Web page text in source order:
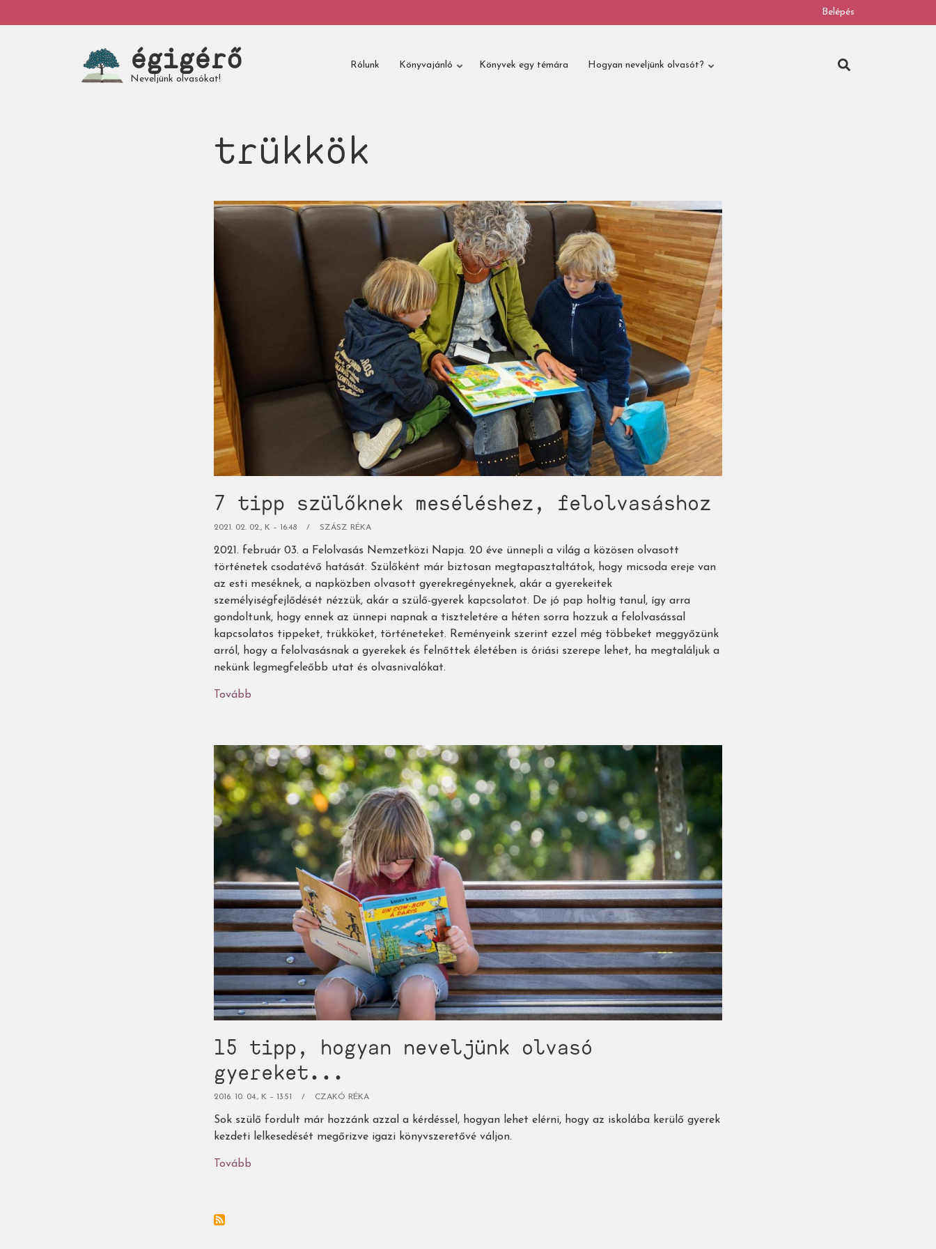
a
My
account
Belépés
égigérő
Neveljünk olvasókat!
Rólunk Könyvajánló Könyvek egy témára Hogyan neveljünk olvasót?
trükkök
7 tipp szülőknek meséléshez, felolvasáshoz
2021. 02. 02., K – 16:48 SZÁSZ RÉKA
2021. február 03. a Felolvasás Nemzetközi Napja. 20 éve ünnepli a világ a közösen olvasott
történetek csodatévő hatását. Szülőként már biztosan megtapasztaltátok, hogy micsoda ereje van
az esti meséknek, a napközben olvasott gyerekregényeknek, akár a gyerekeitek
személyiségfejlődését nézzük, akár a szülő-gyerek kapcsolatot. De jó pap holtig tanul, így arra
gondoltunk, hogy ennek az ünnepi napnak a tiszteletére a héten sorra hozzuk a felolvasással
kapcsolatos tippeket, trükköket, történeteket. Reményeink szerint ezzel még többeket meggyőzünk
arról, hogy a felolvasásnak a gyerekek és felnőttek életében is óriási szerepe lehet, ha megtaláljuk a
nekünk legmegfeleőbb utat és olvasnivalókat.
Tovább
meséléshez,
felolvasáshoz)
15 tipp, hogyan neveljünk olvasó
gyereket...
2016. 10. 04., K – 13:51 CZAKÓ RÉKA
Sok szülő fordult már hozzánk azzal a kérdéssel, hogyan lehet elérni, hogy az iskolába kerülő gyerek
kezdeti lelkesedését megőrizve igazi könyvszeretővé váljon.
Tovább